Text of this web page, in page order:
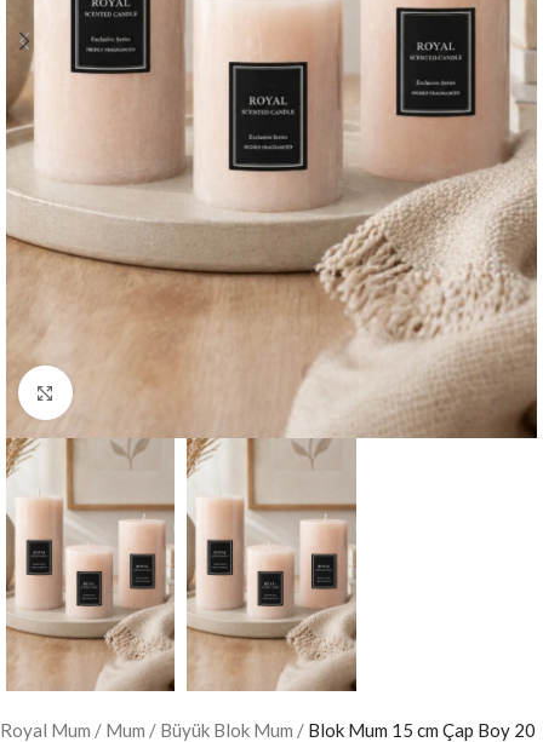
Büyütmek için tıklayın
Royal Mum / Mum / Büyük Blok Mum / Blok Mum 15 cm Çap Boy 20